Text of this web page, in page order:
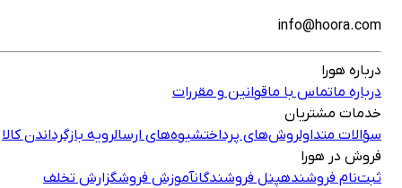
هورا
ماتماس با ماقوانین و مقررات
مشتریان
متداولروش‌های پرداختشیوه‌های ارسالرویه بازگرداندن کالا
در هورا
فروشندهپنل فروشندگانآموزش فروش گزارش تخلف